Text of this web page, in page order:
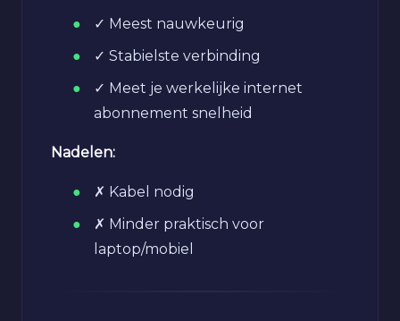
✓ Meest nauwkeurig
✓ Stabielste verbinding
✓ Meet je werkelijke internet
abonnement snelheid
Nadelen:
✗ Kabel nodig
✗ Minder praktisch voor
laptop/mobiel